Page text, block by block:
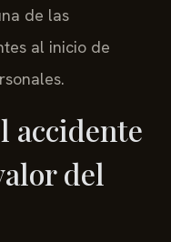
de las
al inicio de
accidente
del